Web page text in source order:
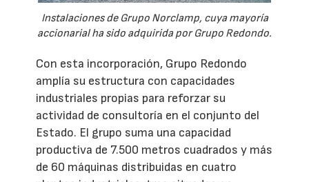
Instalaciones de Grupo Norclamp, cuya mayoría
accionarial ha sido adquirida por Grupo Redondo.
Con esta incorporación, Grupo Redondo
amplía su estructura con capacidades
industriales propias para reforzar su
actividad de consultoría en el conjunto del
Estado. El grupo suma una capacidad
productiva de 7.500 metros cuadrados y más
de 60 máquinas distribuidas en cuatro